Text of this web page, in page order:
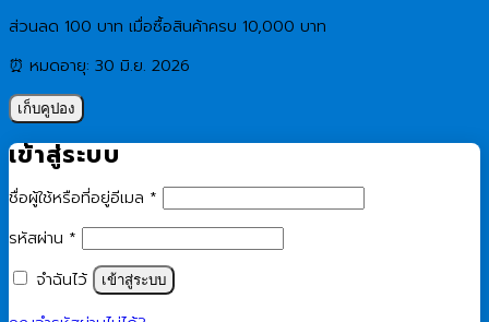
ส่วนลด 100 บาท เมื่อซื้อสินค้าครบ 10,000 บาท
⏰ หมดอายุ: 30 มิ.ย. 2026
เก็บคูปอง
เข้าสู่ระบบ
ชื่อผู้ใช้หรือที่อยู่อีเมล *
รหัสผ่าน *
จำฉันไว้
เข้าสู่ระบบ